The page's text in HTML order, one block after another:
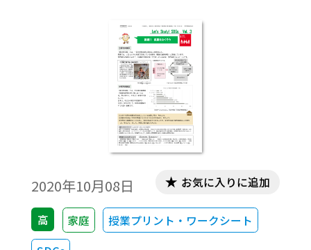
や低賃金・低所得，不公平な経済の仕組
み，投資や需要増などによる高騰など，慢性
的・構造的な問題があります。解決には，政
治，経済，環境，教育などさまざまな視点
から考えることが必要です。
2020年10月08日
高 家庭
授業プリント・ワークシート
お気に入りに追加